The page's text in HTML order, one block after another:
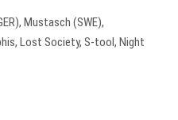
Mustasch (SWE),
Lost Society, S-tool, Night